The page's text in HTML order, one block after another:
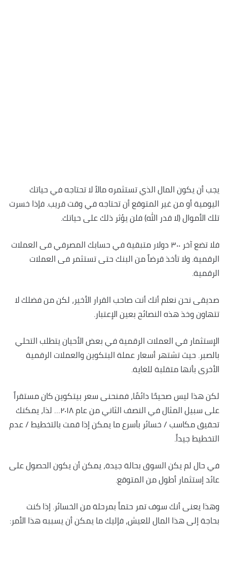
يجب أن يكون المال الذي تستثمره مالاً لا تحتاجه في حياتك
اليومية أو من غير المتوقع أن تحتاجه في وقت قريب. فإذا خسرت
تلك الأموال (لا قدر الله) فلن يؤثر ذلك على حياتك.
فلا تضع آخر ٣٠٠ دولار متبقية في حسابك المصرفي فى العملات
الرقمية. ولا تأخذ قرضاً من البنك حتى تستثمر فى العملات
الرقمية.
صديقى نحن نعلم أنك أنت صاحب القرار الأخير، لكن من فضلك لا
تتهاون وخذ هذه النصائح بعين الإعتبار.
الإستثمار في العملات الرقمية في بعض الأحيان يتطلب التحلي
بالصبر. حيث تشتهر أسعار عملة البتكوين والعملات الرقمية
الأخرى بأنها متقلبة للغاية.
لكن هذا ليس صحيحًا دائمًا، فمنحنى سعر بيتكوين كان مستقراً
على سبيل المثال في النصف الثاني من عام ٢٠١٨… لذا، يمكنك
تحقيق مكاسب / خسائر بأسرع ما يمكن إذا قمت بالتخطيط / عدم
التخطيط جيداً.
في حال لم يكن السوق بحالة جيدة، يمكن أن يكون الحصول على
عائد إستثمار أطول من المتوقع.
وهذا يعنى أنك سوف تمر حتماً بمرحلة من الخسائر. إذا كنت
بحاجة إلى هذا المال للعيش، فإليك ما يمكن أن يسببه هذا الأمر: